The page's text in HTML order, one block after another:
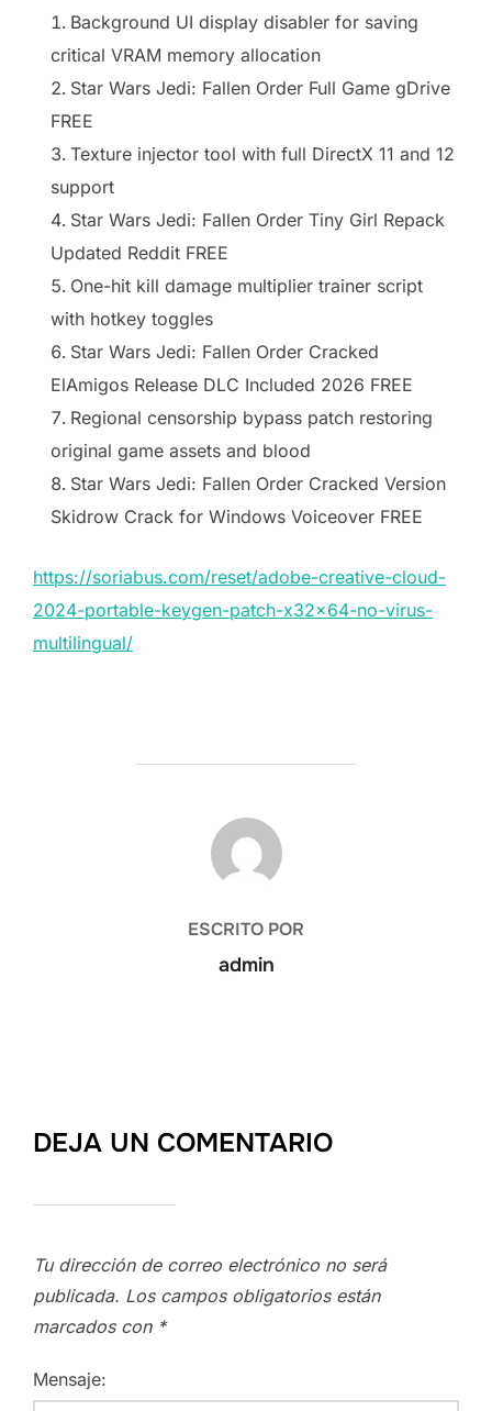
Background UI display disabler for saving
critical VRAM memory allocation
Star Wars Jedi: Fallen Order Full Game gDrive
FREE
Texture injector tool with full DirectX 11 and 12
support
Star Wars Jedi: Fallen Order Tiny Girl Repack
Updated Reddit FREE
One-hit kill damage multiplier trainer script
with hotkey toggles
Star Wars Jedi: Fallen Order Cracked
ElAmigos Release DLC Included 2026 FREE
Regional censorship bypass patch restoring
original game assets and blood
Star Wars Jedi: Fallen Order Cracked Version
Skidrow Crack for Windows Voiceover FREE
https://soriabus.com/reset/adobe-creative-cloud-
2024-portable-keygen-patch-x32x64-no-virus-
multilingual/
AUTOR DE LA PUBLICACIÓN
ESCRITO POR
admin
DEJA UN COMENTARIO
Tu dirección de correo electrónico no será
publicada. Los campos obligatorios están
marcados con *
Mensaje: